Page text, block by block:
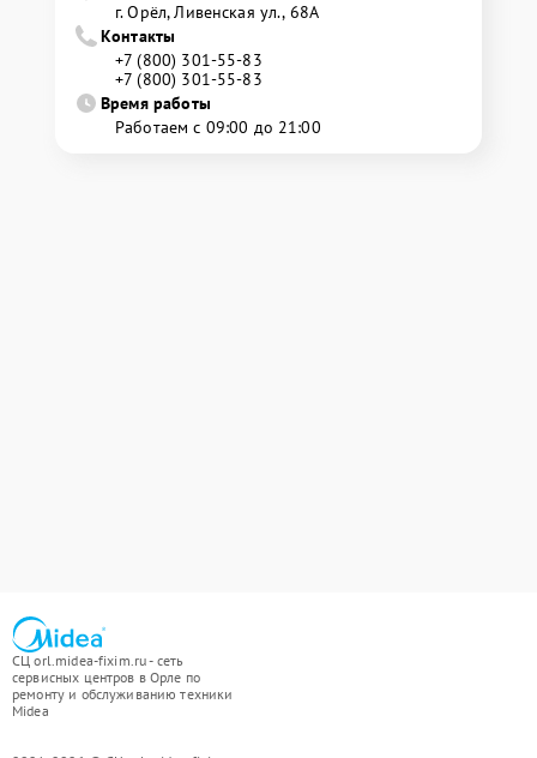
г. Орёл, Ливенская ул., 68А
Контакты
+7 (800) 301-55-83
+7 (800) 301-55-83
Время работы
Работаем с 09:00 до 21:00
СЦ orl.midea-fixim.ru - сеть
сервисных центров в Орле по
ремонту и обслуживанию техники
Midea